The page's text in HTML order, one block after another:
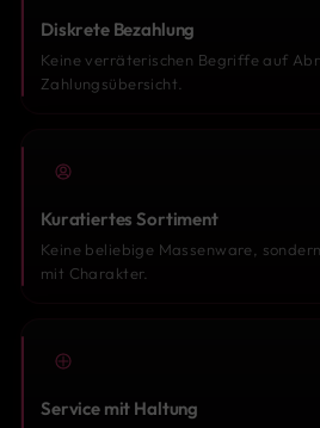
Diskrete Bezahlung
Keine verräterischen Begriffe auf
Zahlungsübersicht.
Kuratiertes Sortiment
Keine beliebige Massenware,
mit Charakter.
Service mit Haltung